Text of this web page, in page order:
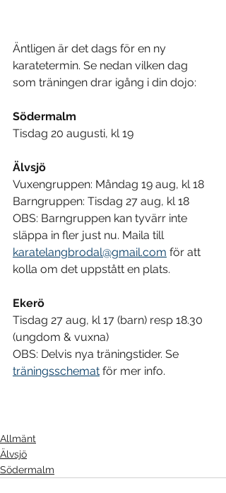
Äntligen är det dags för en ny
karatetermin. Se nedan vilken dag
som träningen drar igång i din dojo:
Södermalm
Tisdag 20 augusti, kl 19
Älvsjö
Vuxengruppen: Måndag 19 aug, kl 18
Barngruppen: Tisdag 27 aug, kl 18
OBS: Barngruppen kan tyvärr inte
släppa in fler just nu. Maila till
karatelangbrodal@gmail.com för att
kolla om det uppstått en plats.
Ekerö
Tisdag 27 aug, kl 17 (barn) resp 18.30
(ungdom & vuxna)
OBS: Delvis nya träningstider. Se
träningsschemat för mer info.
Allmänt
Älvsjö
Södermalm